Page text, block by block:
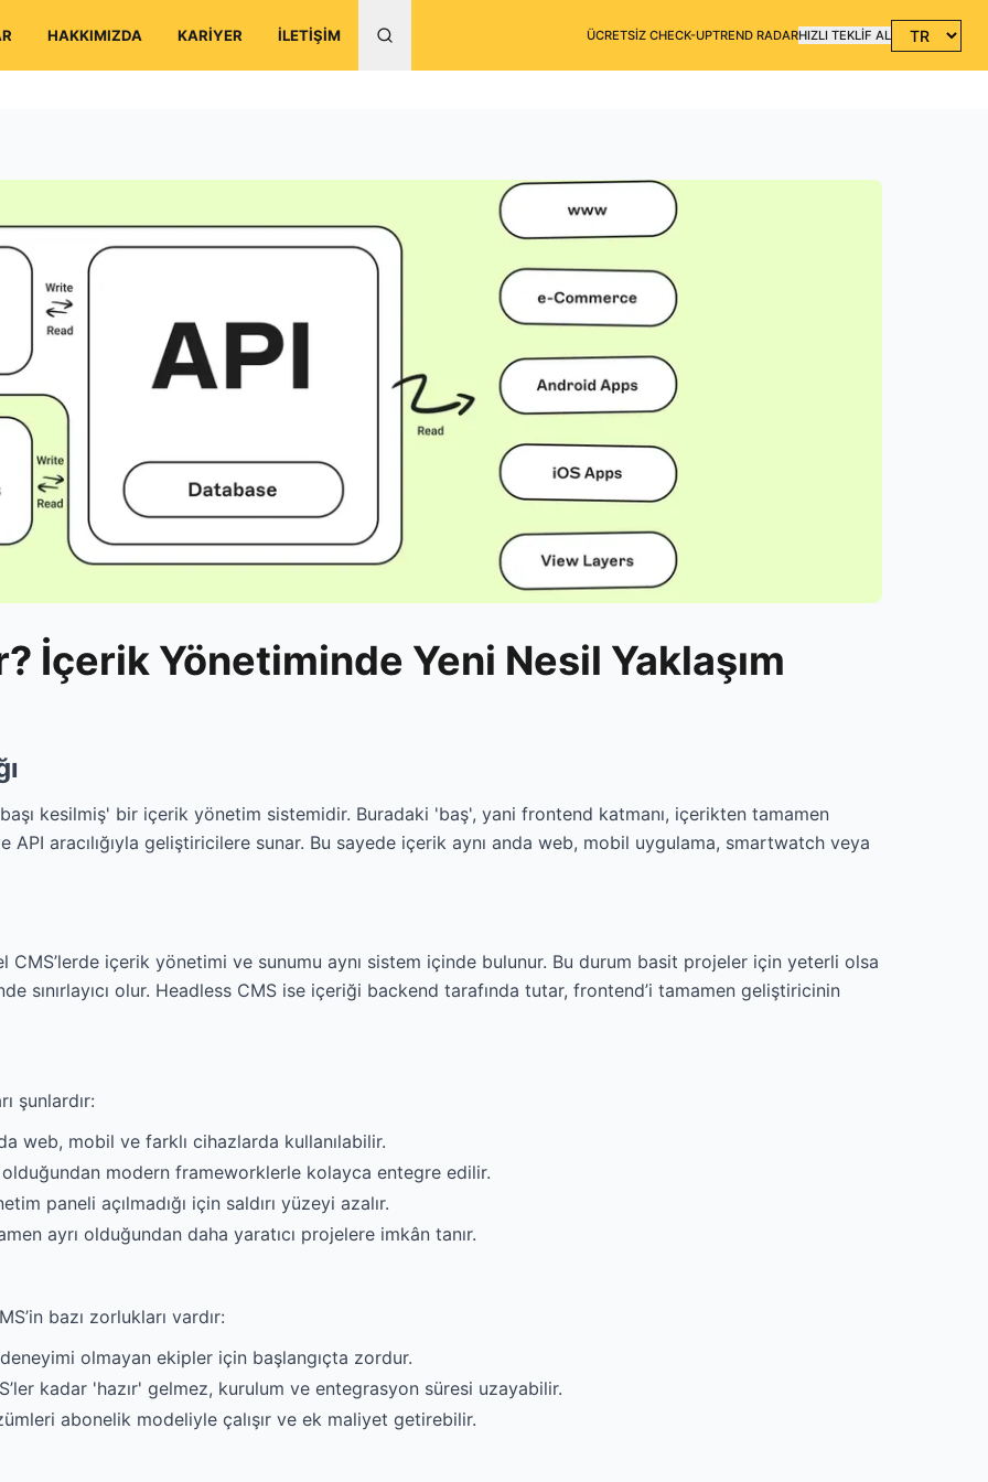
HAKKIMIZDA KARİYER İLETİŞİM ÜCRETSİZ CHECK-UPTREND RADARHIZLI TEKLİF AL
İçerik Yönetiminde Yeni Nesil Yaklaşım
kesilmiş' bir içerik yönetim sistemidir. Buradaki 'baş', yani frontend katmanı, içerikten tamamen
API aracılığıyla geliştiricilere sunar. Bu sayede içerik aynı anda web, mobil uygulama, smartwatch veya
içerik yönetimi ve sunumu aynı sistem içinde bulunur. Bu durum basit projeler için yeterli olsa
sınırlayıcı olur. Headless CMS ise içeriği backend tarafında tutar, frontend’i tamamen geliştiricinin
şunlardır:
web, mobil ve farklı cihazlarda kullanılabilir.
olduğundan modern frameworklerle kolayca entegre edilir.
paneli açılmadığı için saldırı yüzeyi azalır.
ayrı olduğundan daha yaratıcı projelere imkân tanır.
bazı zorlukları vardır:
olmayan ekipler için başlangıçta zordur.
kadar 'hazır' gelmez, kurulum ve entegrasyon süresi uzayabilir.
abonelik modeliyle çalışır ve ek maliyet getirebilir.